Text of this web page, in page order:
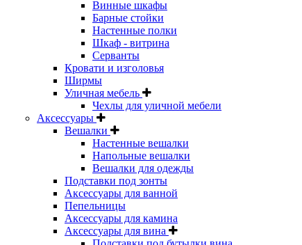
Винные шкафы
Барные стойки
Настенные полки
Шкаф - витрина
Серванты
Кровати и изголовья
Ширмы
Уличная мебель
Чехлы для уличной мебели
Аксессуары
Вешалки
Настенные вешалки
Напольные вешалки
Вешалки для одежды
Подставки под зонты
Аксессуары для ванной
Пепельницы
Аксессуары для камина
Аксессуары для вина